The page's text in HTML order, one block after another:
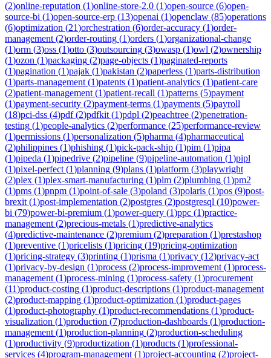
(2)online-reputation (1)online-store-2.0 (1)open-source (6)open-
source-bi (1)open-source-erp (13)openai (1)openclaw (85)operations
(6)optimization (21)orchestration (6)order-accuracy (1)order-
management (2)order-routing (1)orders (1)organizational-change
(1)orm (3)oss (1)otto (3)outsourcing (3)owasp (1)owl (2)ownership
(1)ozon (1)packaging (2)page-objects (1)paginated-reports
(1)pagination (1)pajak (1)pakistan (2)paperless (1)parts-distribution
(1)parts-management (1)patents (1)patient-analytics (1)patient-care
(2)patient-management (1)patient-recall (1)patterns (5)payment
(1)payment-security (2)payment-terms (1)payments (5)payroll
(18)pci-dss (4)pdf(2)pdfkit (1)pdpl (2)peachtree (2)penetration-
testing (1)people-analytics (2)performance (25)performance-review
(1)permissions (1)personalization (5)pharma (4)pharmaceutical
(2)philippines (1)phishing (1)pick-pack-ship (1)pim (1)pipa
(1)pipeda (1)pipedrive (2)pipeline (9)pipeline-automation (1)pipl
(1)pixel-perfect (1)planning (9)plans (1)platform (3)playwright
(2)plex (1)plex-smart-manufacturing (1)plm (2)plumbing (1)pm2
(1)pms (1)pnpm (1)point-of-sale (3)poland (3)polaris (1)pos (9)post-
brexit (1)post-implementation (2)postgres (2)postgresql (10)power-
bi (79)power-bi-premium (1)power-query (1)ppc (1)practice-
management (2)precious-metals (1)predictive-analytics
(4)predictive-maintenance (2)premium (2)preparation (1)prestashop
(1)preventive (1)pricelists (1)pricing (19)pricing-optimization
(1)pricing-strategy (3)printing (1)prisma (1)privacy (12)privacy-act
(1)privacy-by-design (1)process (2)process-improvement (1)process-
management (1)process-mining (1)process-safety (1)procurement
(11)product-costing (1)product-descriptions (1)product-management
(2)product-mapping (1)product-optimization (1)product-pages
(1)product-photography (1)product-recommendations (1)product-
visualization (1)production (7)production-dashboards (1)production-
management (1)production-planning (2)production-scheduling
(1)productivity (9)productization (1)products (1)professional-
services (4)program-management (1)project-accounting (2)project-